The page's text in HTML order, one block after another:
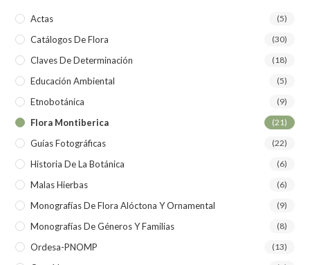
Actas (5)
Catálogos De Flora (30)
Claves De Determinación (18)
Educación Ambiental (5)
Etnobotánica (9)
Flora Montiberica (21)
Guías Fotográficas (22)
Historia De La Botánica (6)
Malas Hierbas (6)
Monografías De Flora Alóctona Y Ornamental (9)
Monografías De Géneros Y Familias (8)
Ordesa-PNOMP (13)